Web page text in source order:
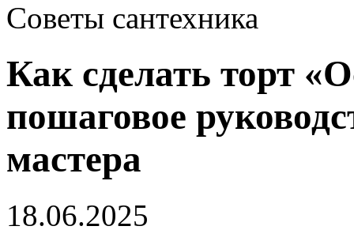
Советы сантехника
Как сделать торт
пошаговое
мастера
18.06.2025